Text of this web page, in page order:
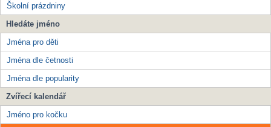
Školní prázdniny
Hledáte jméno
Jména pro děti
Jména dle četnosti
Jména dle popularity
Zvířecí kalendář
Jméno pro kočku